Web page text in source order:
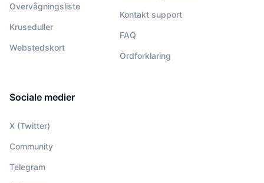
Overvågningsliste
Kruseduller
Webstedskort
Kontakt support
FAQ
Ordforklaring
Sociale medier
X (Twitter)
Community
Telegram